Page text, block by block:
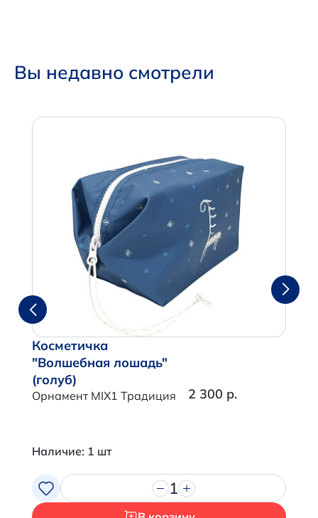
Вы недавно смотрели
Косметичка
"Волшебная лошадь"
(голуб)
Орнамент MIX1 Традиция 2 300 р.
Наличие: 1 шт
1